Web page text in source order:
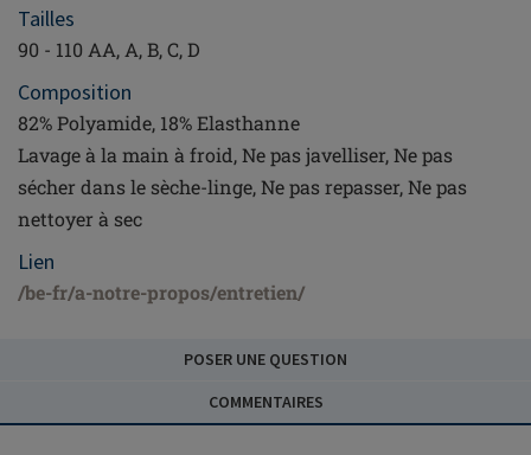
Tailles
90 - 110 AA, A, B, C, D
Composition
82% Polyamide, 18% Elasthanne
Lavage à la main à froid, Ne pas javelliser, Ne pas
sécher dans le sèche-linge, Ne pas repasser, Ne pas
nettoyer à sec
Lien
/be-fr/a-notre-propos/entretien/
POSER UNE QUESTION
COMMENTAIRES